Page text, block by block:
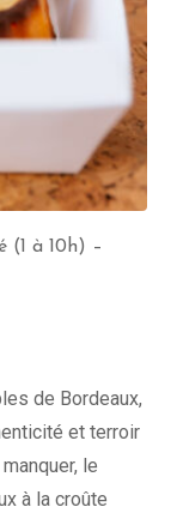
– Groupe de
de Bordeaux,
et terroir
le
à la croûte